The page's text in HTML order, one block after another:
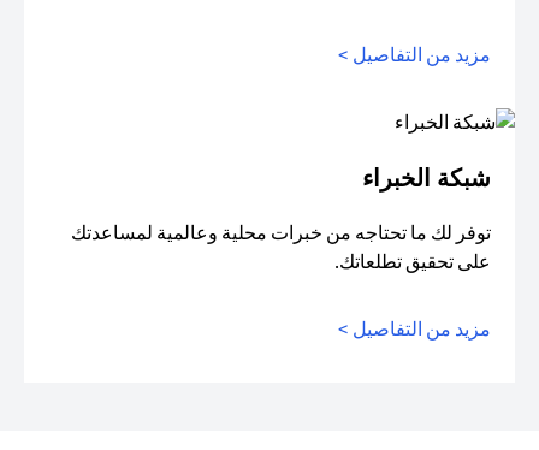
مزيد من التفاصيل >
شبكة الخبراء
توفر لك ما تحتاجه من خبرات محلية وعالمية لمساعدتك
على تحقيق تطلعاتك.
مزيد من التفاصيل >